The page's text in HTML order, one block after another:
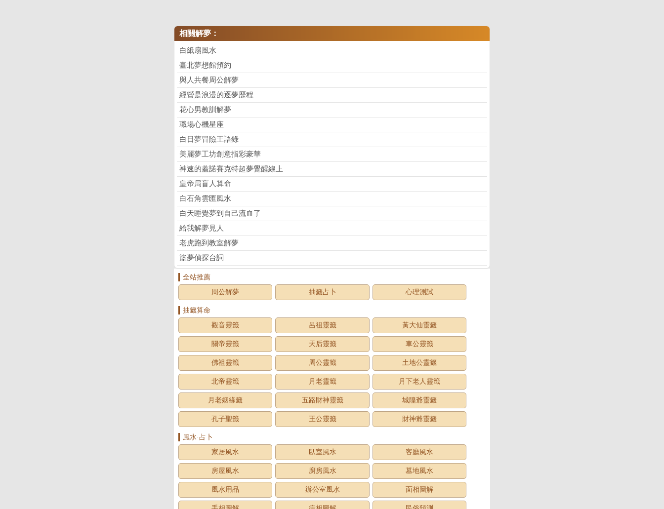
相關解夢：
白紙扇風水
臺北夢想館預約
與人共餐周公解夢
經營是浪漫的逐夢歷程
花心男教訓解夢
職場心機星座
白日夢冒險王語錄
美麗夢工坊創意指彩豪華
神速的蓋諾賽克特超夢覺醒線上
皇帝局盲人算命
白石角雲匯風水
白天睡覺夢到自己流血了
給我解夢見人
老虎跑到教室解夢
盜夢偵探台詞
全站推薦
周公解夢
抽籤占卜 心理測試
抽籤算命
觀音靈籤
呂祖靈籤 黃大仙靈籤
關帝靈籤 天后靈籤 車公靈籤
佛祖靈籤 周公靈籤 土地公靈籤
北帝靈籤 月老靈籤 月下老人靈籤
月老姻緣籤 五路財神靈籤 城隍爺靈籤
孔子聖籤 王公靈籤 財神爺靈籤
風水·占卜
家居風水
臥室風水 客廳風水
房屋風水 廚房風水 墓地風水
風水用品 辦公室風水 面相圖解